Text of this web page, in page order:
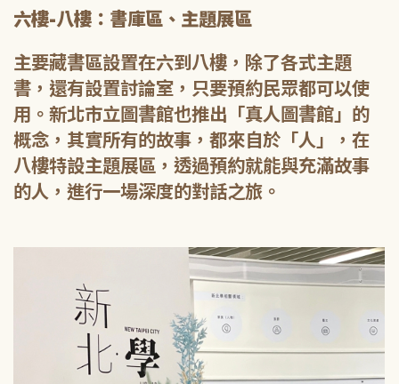
六樓-八樓：書庫區、主題展區
主要藏書區設置在六到八樓，除了各式主題
書，還有設置討論室，只要預約民眾都可以使
用。新北市立圖書館也推出「真人圖書館」的
概念，其實所有的故事，都來自於「人」，在
八樓特設主題展區，透過預約就能與充滿故事
的人，進行一場深度的對話之旅。